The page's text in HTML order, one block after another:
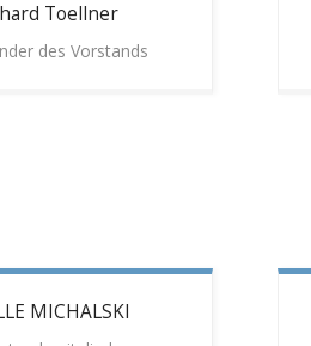
Toellner
des Vorstands
MICHALSKI